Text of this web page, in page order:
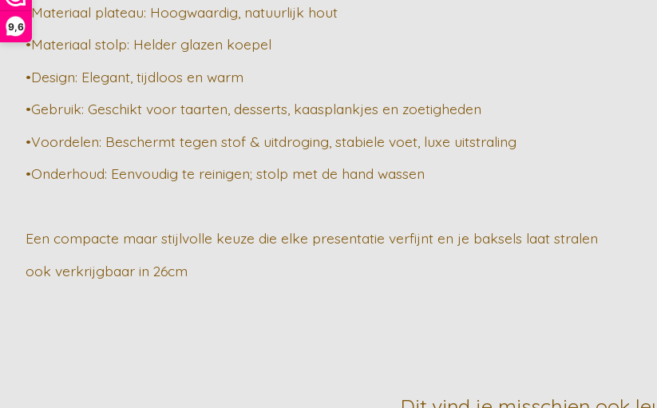
9,6
•Materiaal plateau: Hoogwaardig, natuurlijk hout
•Materiaal stolp: Helder glazen koepel
•Design: Elegant, tijdloos en warm
•Gebruik: Geschikt voor taarten, desserts, kaasplankjes en zoetigheden
•Voordelen: Beschermt tegen stof & uitdroging, stabiele voet, luxe uitstraling
•Onderhoud: Eenvoudig te reinigen; stolp met de hand wassen
Een compacte maar stijlvolle keuze die elke presentatie verfijnt en je baksels laat stralen
ook verkrijgbaar in 26cm